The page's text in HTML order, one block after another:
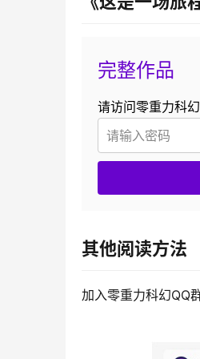
完整作品
请访问零重力科
其他阅读方法
加入零重力科幻QQ